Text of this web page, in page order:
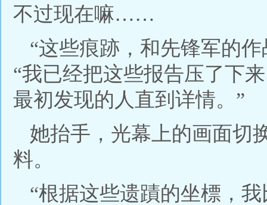
不过现在嘛……
“这些痕跡，和先锋军的
“我已经把这些报告压了下
最初发现的人直到详情。”
她抬手，光幕上的画面切
料。
“根据这些遗蹟的坐標，